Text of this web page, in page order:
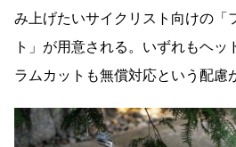
み上げたいサイクリスト向けの「
ト」が用意される。いずれもヘッ
ラムカットも無償対応という配慮